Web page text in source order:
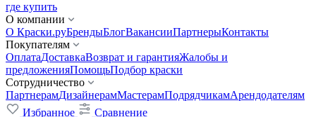
где купить
О компании
О Краски.руБрендыБлогВакансииПартнерыКонтакты
Покупателям
ОплатаДоставкаВозврат и гарантияЖалобы и
предложенияПомощьПодбор краски
Сотрудничество
ПартнерамДизайнерамМастерамПодрядчикамАрендодателям
Избранное
Сравнение